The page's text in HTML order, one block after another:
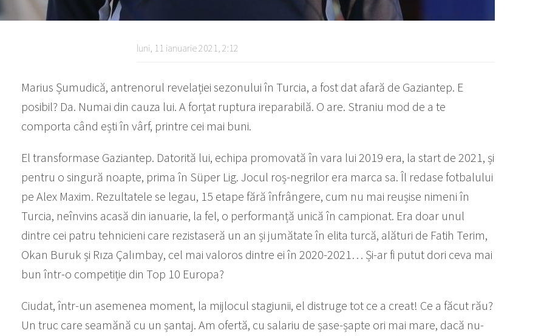
luni, 11 ianuarie 2021, 2:12
Marius Șumudică, antrenorul revelației sezonului în Turcia, a fost dat afară de Gaziantep. E
posibil? Da. Numai din cauza lui. A forțat ruptura ireparabilă. O are. Straniu mod de a te
comporta când ești în vârf, printre cei mai buni.
El transformase Gaziantep. Datorită lui, echipa promovată în vara lui 2019 era, la start de 2021, și
pentru o singură noapte, prima în Süper Lig. Jocul roș-negrilor era marca sa. Îl redase fotbalului
pe Alex Maxim. Rezultatele se legau, 15 etape fără înfrângere, cum nu mai reușise nimeni în
Turcia, neînvins acasă din ianuarie, la fel, o performanță unică în campionat. Era doar unul
dintre cei patru tehnicieni care rezistaseră un an și jumătate în elita turcă, alături de Fatih Terim,
Okan Buruk și Rıza Çalımbay, cel mai valoros dintre ei în 2020-2021… Și-ar fi putut dori ceva mai
bun într-o competiție din Top 10 Europa?
Ciudat, într-un asemenea moment, la mijlocul stagiunii, el distruge tot ce a creat! Ce a făcut rău?
Un truc care seamănă cu un șantaj. Am ofertă, cu salariu de șase-șapte ori mai mare, dacă nu-